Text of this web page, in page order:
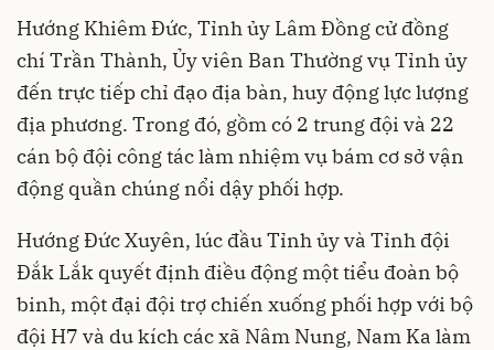
Hướng Khiêm Đức, Tỉnh ủy Lâm Đồng cử đồng
chí Trần Thành, Ủy viên Ban Thường vụ Tỉnh ủy
đến trực tiếp chỉ đạo địa bàn, huy động lực lượng
địa phương. Trong đó, gồm có 2 trung đội và 22
cán bộ đội công tác làm nhiệm vụ bám cơ sở vận
động quần chúng nổi dậy phối hợp.
Hướng Đức Xuyên, lúc đầu Tỉnh ủy và Tỉnh đội
Đắk Lắk quyết định điều động một tiểu đoàn bộ
binh, một đại đội trợ chiến xuống phối hợp với bộ
đội H7 và du kích các xã Nâm Nung, Nam Ka làm